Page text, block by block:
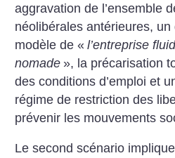
aggravation de l’ensemble
néolibérales antérieures,
modèle de « l’entreprise
nomade », la précarisation
des conditions d’emploi et
régime de restriction des
prévenir les mouvements
Le second scénario